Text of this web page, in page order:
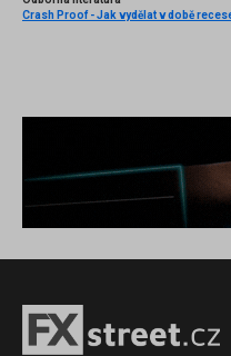
Crash Proof - Jak vydělat v době